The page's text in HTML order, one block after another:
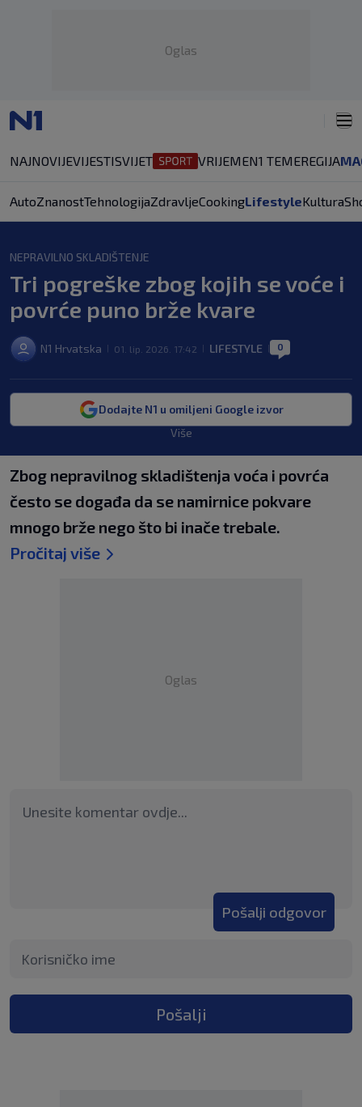
Oglas
NAJNOVIJEVIJESTISVIJET VRIJEMEN1 TEMEREGIJA
AutoZnanostTehnologijaZdravljeCookingLifestyleKultura
NEPRAVILNO SKLADIŠTENJE
Tri pogreške zbog kojih se voće i
povrće puno brže kvare
N1 Hrvatska 01. lip. 2026. 17:42 LIFESTYLE 0
Dodajte N1 u omiljeni Google izvor
Više
Zbog nepravilnog skladištenja voća i povrća
često se događa da se namirnice pokvare
mnogo brže nego što bi inače trebale.
Pročitaj više
Oglas
Pošalji odgovor
Pošalji